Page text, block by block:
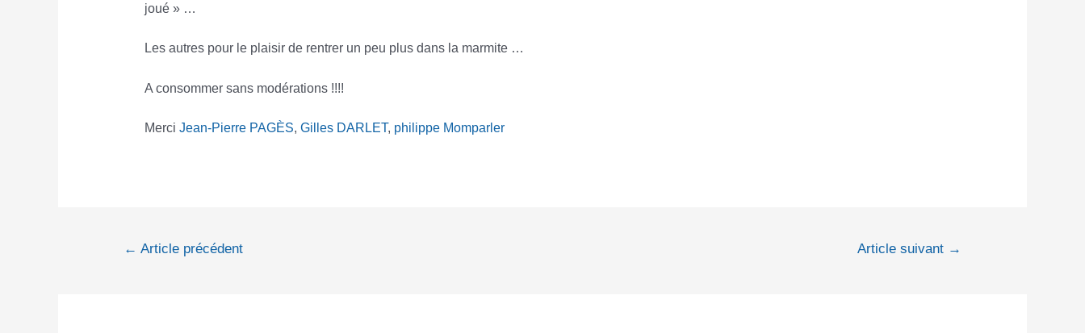
joué » …
Les autres pour le plaisir de rentrer un peu plus dans la marmite …
A consommer sans modérations !!!!
Merci Jean-Pierre PAGÈS, Gilles DARLET, philippe Momparler
← Article précédent Article suivant →